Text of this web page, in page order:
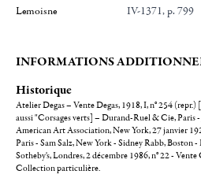
Lemoisne IV-1371, p. 799
INFORMATIONS
Historique
Atelier Degas – Vente Degas, 1918, I, n° 254
aussi "Corsages verts] – Durand-Ruel & Cie, Paris
American Art Association, New York, 27 janvier
Paris - Sam Salz, New York - Sidney Rabb, Boston
Sotheby's, Londres, 2 décembre 1986, n° 22 -
Collection particulière.